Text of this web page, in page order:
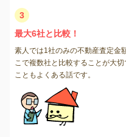
3
最大6社と比較！
素人では1社のみの不動産査定金
こで複数社と比較することが大
こともよくある話です。